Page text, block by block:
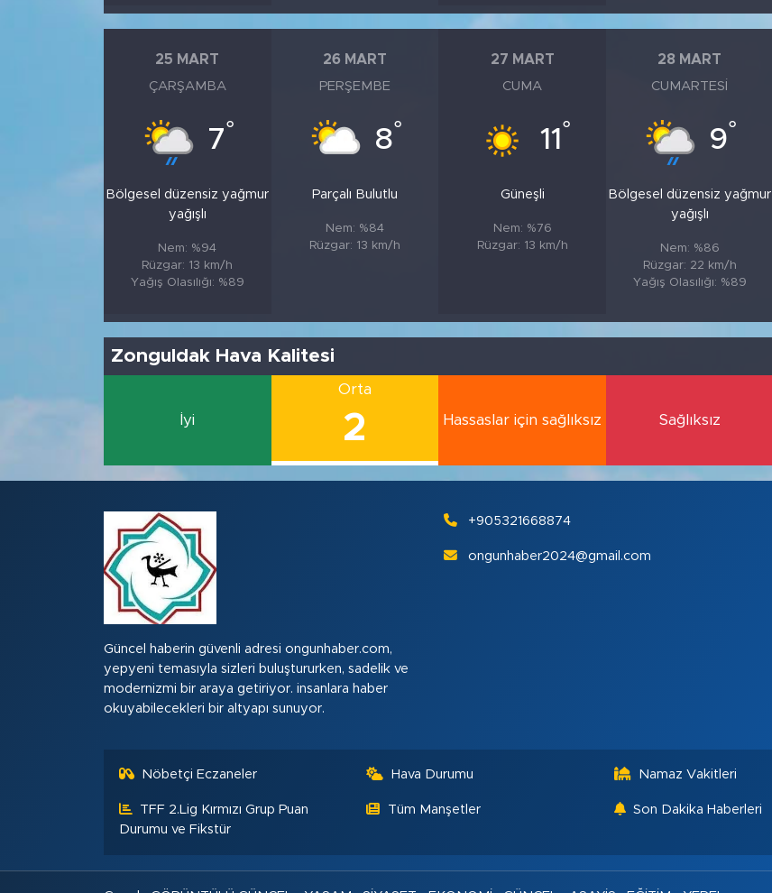
25 MART
ÇARŞAMBA
7°
Bölgesel düzensiz yağmur
yağışlı
Nem: %94
Rüzgar: 13 km/h
Yağış Olasılığı: %89
26 MART
PERŞEMBE
8°
Parçalı Bulutlu
Nem: %84
Rüzgar: 13 km/h
27 MART
CUMA
11 °
Güneşli
Nem: %76
Rüzgar: 13 km/h
28 MART
CUMARTESI
9°
Bölgesel düzensiz yağmur
yağışlı
Nem: %86
Rüzgar: 22 km/h
Yağış Olasılığı: %89
Zonguldak Hava Kalitesi
İyi
Orta
2 Hassaslar için sağlıksız Sağlıksız
Güncel haberin güvenli adresi ongunhaber.com,
yepyeni temasıyla sizleri buluştururken, sadelik ve
modernizmi bir araya getiriyor. insanlara haber
okuyabilecekleri bir altyapı sunuyor.
+905321668874
ongunhaber2024@gmail.com
Nöbetçi Eczaneler Hava Durumu Namaz Vakitleri
TFF 2.Lig Kırmızı Grup Puan
Durumu ve Fikstür
Tüm Manşetler Son Dakika Haberleri